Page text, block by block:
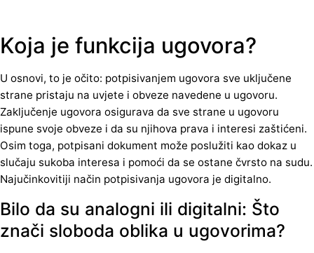
Koja je funkcija ugovora?
U osnovi, to je očito: potpisivanjem ugovora sve uključene
strane pristaju na uvjete i obveze navedene u ugovoru.
Zaključenje ugovora osigurava da sve strane u ugovoru
ispune svoje obveze i da su njihova prava i interesi zaštićeni.
Osim toga, potpisani dokument može poslužiti kao dokaz u
slučaju sukoba interesa i pomoći da se ostane čvrsto na sudu.
Najučinkovitiji način potpisivanja ugovora je digitalno.
Bilo da su analogni ili digitalni: Što
znači sloboda oblika u ugovorima?